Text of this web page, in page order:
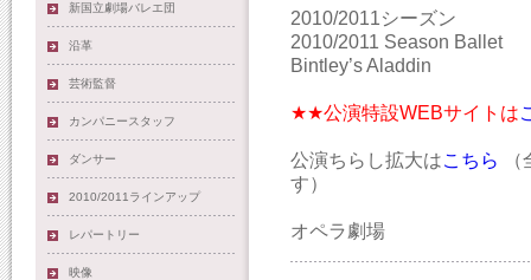
新国立劇場バレエ団
沿革
芸術監督
カンパニースタッフ
ダンサー
2010/2011ラインアップ
レパートリー
映像
2010/2011シーズン
2010/2011 Season Ballet
Bintley’s Aladdin
★★公演特設WEBサイトは
公演ちらし拡大はこちら
（
す）
オペラ劇場